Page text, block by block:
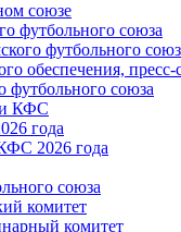
союзе
футбольного союза
футбольного
обеспечения, пресс-
союза
КФС
года
2026 года
союза
комитет
комитет